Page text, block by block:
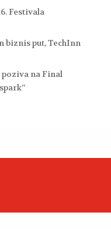
Festivala
biznis put, TechInn
na Final